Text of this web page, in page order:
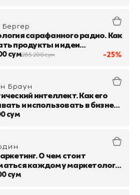
-25%
сарафанного радио. Как
продукты и идеи
сум265 200 сум
Браун
интеллект. Как его
и использовать в бизнесе
сум
О чем стоит
каждому маркетологу,
хочет стать №1
сум